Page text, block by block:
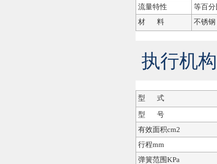
流量特性
等百
材 料
不锈钢
执行机构
型 式
型 号
有效面积cm2
行程mm
弹簧范围KPa